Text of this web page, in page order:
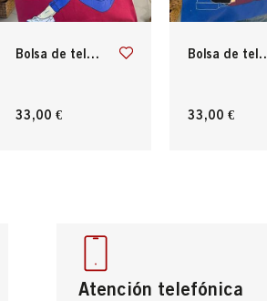
bolsa de tela donostiarra
33,00 €
bolsa de tela donostiarra
33,00 €
Atención telefónica